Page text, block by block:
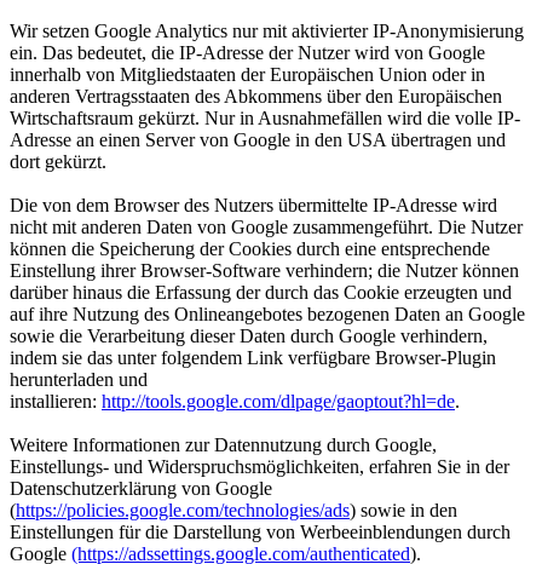
Wir setzen Google Analytics nur mit aktivierter IP-Anonymisierung
ein. Das bedeutet, die IP-Adresse der Nutzer wird von Google
innerhalb von Mitgliedstaaten der Europäischen Union oder in
anderen Vertragsstaaten des Abkommens über den Europäischen
Wirtschaftsraum gekürzt. Nur in Ausnahmefällen wird die volle IP-
Adresse an einen Server von Google in den USA übertragen und
dort gekürzt.
Die von dem Browser des Nutzers übermittelte IP-Adresse wird
nicht mit anderen Daten von Google zusammengeführt. Die Nutzer
können die Speicherung der Cookies durch eine entsprechende
Einstellung ihrer Browser-Software verhindern; die Nutzer können
darüber hinaus die Erfassung der durch das Cookie erzeugten und
auf ihre Nutzung des Onlineangebotes bezogenen Daten an Google
sowie die Verarbeitung dieser Daten durch Google verhindern,
indem sie das unter folgendem Link verfügbare Browser-Plugin
herunterladen und
installieren: http://tools.google.com/dlpage/gaoptout?hl=de.
Weitere Informationen zur Datennutzung durch Google,
Einstellungs- und Widerspruchsmöglichkeiten, erfahren Sie in der
Datenschutzerklärung von Google
(https://policies.google.com/technologies/ads) sowie in den
Einstellungen für die Darstellung von Werbeeinblendungen durch
Google (https://adssettings.google.com/authenticated).